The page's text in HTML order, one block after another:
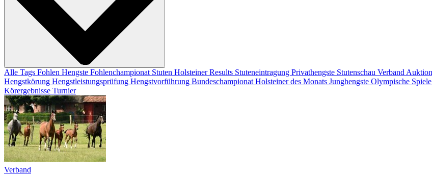
Alle Tags Fohlen Hengste Fohlenchampionat Stuten Holsteiner Results Stuteneintragung Privathengste Stutenschau Verband Auktion
Hengstkörung Hengstleistungsprüfung Hengstvorführung Bundeschampionat Holsteiner des Monats Junghengste Olympische
Körergebnisse Turnier
Verband